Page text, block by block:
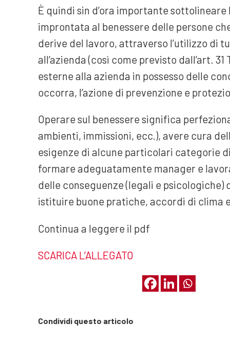
È quindi sin d’ora importante
improntata al benessere delle persone
derive del lavoro, attraverso l’utilizzo di
all’azienda (così come previsto dall’art.
esterne alla azienda in possesso delle
occorra, l’azione di prevenzione e
Operare sul benessere significa
ambienti, immissioni, ecc.), avere cura
esigenze di alcune particolari categorie
formare adeguatamente manager e
delle conseguenze (legali e
istituire buone pratiche, accordi di clima
Continua a leggere il pdf
SCARICA L’ALLEGATO
Condividi questo articolo